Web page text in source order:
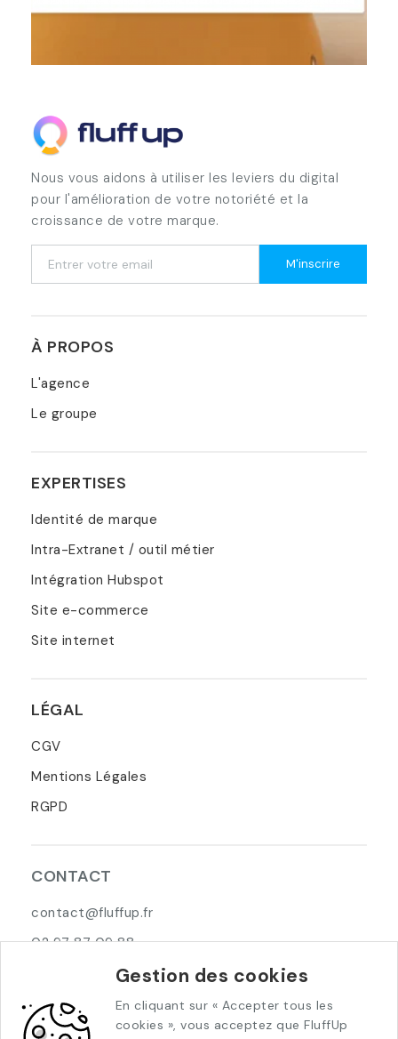
Gestion des cookies
En cliquant sur « Accepter tous les
cookies », vous acceptez que FluffUp
Nous vous aidons à utiliser les leviers du digital
pour l'amélioration de votre notoriété et la
croissance de votre marque.
M'inscrire
À PROPOS
L'agence
Le groupe
EXPERTISES
Identité de marque
Intra-Extranet / outil métier
Intégration Hubspot
Site e-commerce
Site internet
LÉGAL
CGV
Mentions Légales
RGPD
CONTACT
contact@fluffup.fr
02 97 87 09 88
5 Allée Pierre Jolivet
29000 Quimper